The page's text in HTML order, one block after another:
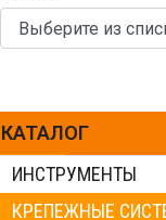
КАТАЛОГ
ИНСТРУМЕНТЫ
КРЕПЕЖНЫЕ